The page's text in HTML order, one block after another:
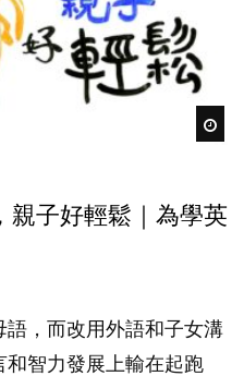
親子好輕鬆｜為學英
，而改用外語和子女溝
智力發展上輸在起跑